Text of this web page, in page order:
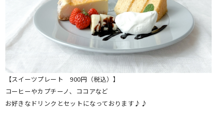
【スイーツプレート 900円（税込）】
コーヒーやカプチーノ、ココアなど
お好きなドリンクとセットになっております♪♪